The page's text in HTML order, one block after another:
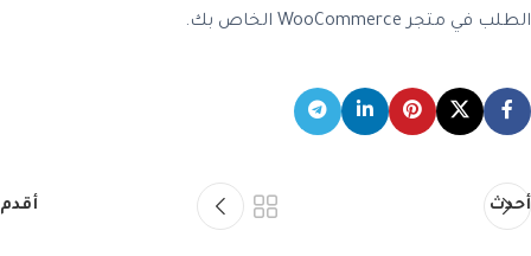
الطلب في متجر WooCommerce الخاص بك.
أحدث أقدم